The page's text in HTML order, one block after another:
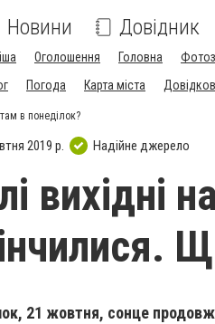
Новини Довідник
Оголошення Головна
Погода Карта міста
в понеділок?
2019 р. Надійне джерело
вихідні
21 жовтня, сонце